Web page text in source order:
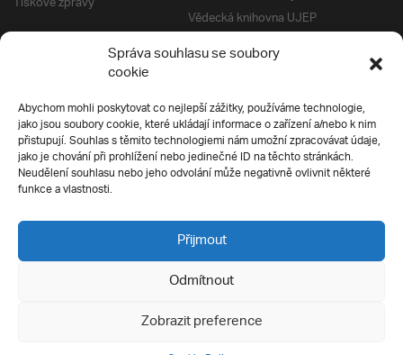
Správa souhlasu se soubory
cookie
Abychom mohli poskytovat co nejlepší zážitky, používáme technologie,
jako jsou soubory cookie, které ukládají informace o zařízení a/nebo k nim
přistupují. Souhlas s těmito technologiemi nám umožní zpracovávat údaje,
jako je chování při prohlížení nebo jedinečné ID na těchto stránkách.
Neudělení souhlasu nebo jeho odvolání může negativně ovlivnit některé
funkce a vlastnosti.
Přijmout
Odmítnout
Zobrazit preference
Vědecká knihovna UJEP
Správa kolejí a menz
Univerzitní centrum podpory
Silverius
Pro uchazeče
Přijímací řízení
E-prihlaska
Přípravné kurzy
Ochrana soukromí
Všechna práva vyhrazena